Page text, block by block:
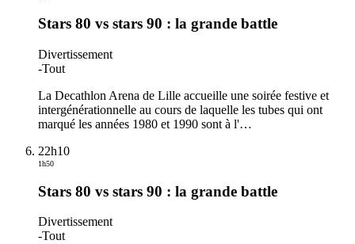
Stars 80 vs stars 90 : la grande battle
Divertissement
-Tout
La Decathlon Arena de Lille accueille une soirée festive et
intergénérationnelle au cours de laquelle les tubes qui ont
marqué les années 1980 et 1990 sont à l'…
22h10
1h50
Stars 80 vs stars 90 : la grande battle
Divertissement
-Tout